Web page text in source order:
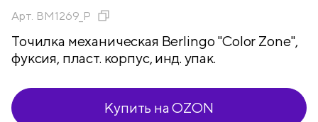
Арт. BM1269_P
Точилка механическая Berlingo "Color Zone",
фуксия, пласт. корпус, инд. упак.
Купить на OZON